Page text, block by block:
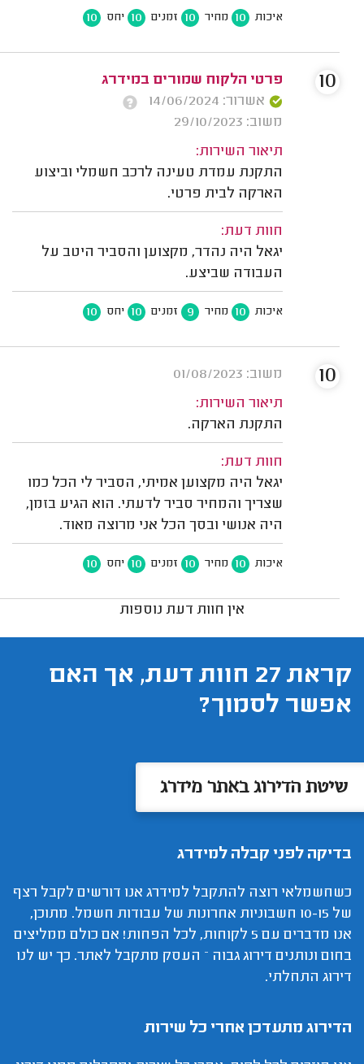
איכות 10 מחיר 10 זמנים 10 יחס 10
פרטי הלקוח שמורים במידרג
אשרור: 14/06/2024
משוב: 29/10/2023
תיאור השירות:
התקנת עמדת טעינה לרכב חשמלי וביצוע
הארקה לבית פרטי.
חוות דעת:
יגאל היה נהדר, מקצוען והסביר היטב על
העבודה שביצע.
איכות 10 מחיר 9 זמנים 10 יחס 10
10
משוב: 01/08/2023
תיאור השירות:
התקנת הארקה.
חוות דעת:
יגאל היה מקצוען אמיתי, הסביר לי הכל כמו
שצריך והמחיר סביר לדעתי. הוא הגיע בזמן,
היה אנושי ובסך הכל אני מרוצה מאוד.
איכות 10 מחיר 10 זמנים 10 יחס 10
10
אין חוות דעת נוספות
קראת 27 חוות דעת, אך האם
אפשר לסמוך?
שיטת הדירוג באתר מידרג
בדיקה לפני קבלה למידרג
כשחשמלאי רוצה להתקבל למידרג אנו דורשים לקבל רצף
של 10-15 חשבוניות אחרונות של עבודות חשמל. מתוכן,
אנו מדברים עם 5 לקוחות, לכל הפחות! אם כולם ממליצים
בחום ונותנים דירוג גבוה – העסק מתקבל לאתר. כך יש לנו
דירוג התחלתי.
הדירוג מתעדכן אחרי כל שירות